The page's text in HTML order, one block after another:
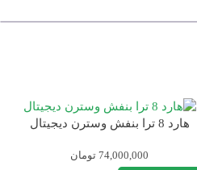
هارد 8 ترا بنفش وسترن دیجیتال
74,000,000 تومان